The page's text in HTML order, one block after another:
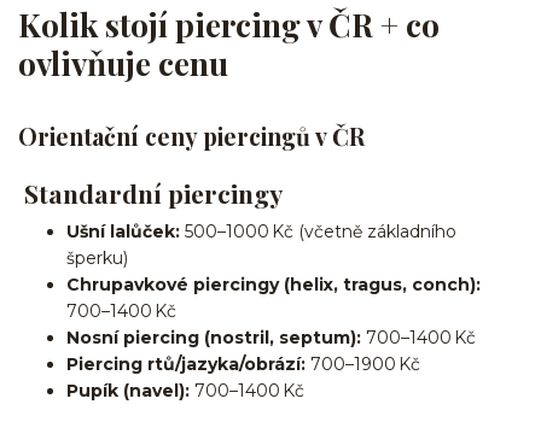
Kolik stojí piercing v ČR + co
ovlivňuje cenu
Orientační ceny piercingů v ČR
Standardní piercingy
Ušní lalůček: 500–1000 Kč (včetně základního
šperku)
Chrupavkové piercingy (helix, tragus, conch):
700–1400 Kč
Nosní piercing (nostril, septum): 700–1400 Kč
Piercing rtů/jazyka/obrází: 700–1900 Kč
Pupík (navel): 700–1400 Kč